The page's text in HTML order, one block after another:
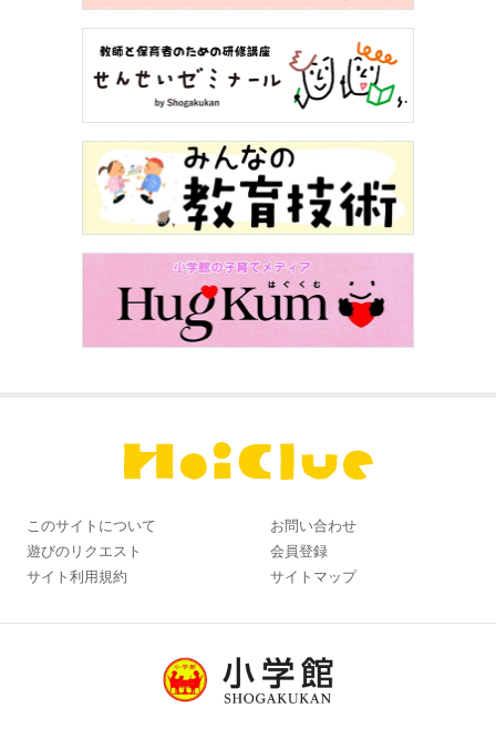
このサイトについて
お問い合わせ
遊びのリクエスト
会員登録
サイト利用規約
サイトマップ